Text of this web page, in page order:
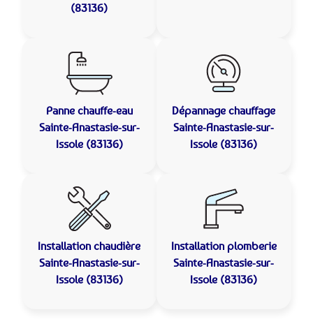
(83136)
Panne chauffe-eau
Sainte-Anastasie-sur-
Issole (83136)
Dépannage chauffage
Sainte-Anastasie-sur-
Issole (83136)
Installation chaudière
Sainte-Anastasie-sur-
Issole (83136)
Installation plomberie
Sainte-Anastasie-sur-
Issole (83136)